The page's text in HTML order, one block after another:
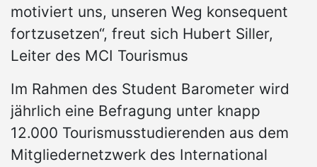
motiviert uns, unseren Weg konsequent
fortzusetzen“, freut sich Hubert Siller,
Leiter des MCI Tourismus
Im Rahmen des Student Barometer wird
jährlich eine Befragung unter knapp
12.000 Tourismusstudierenden aus dem
Mitgliedernetzwerk des International